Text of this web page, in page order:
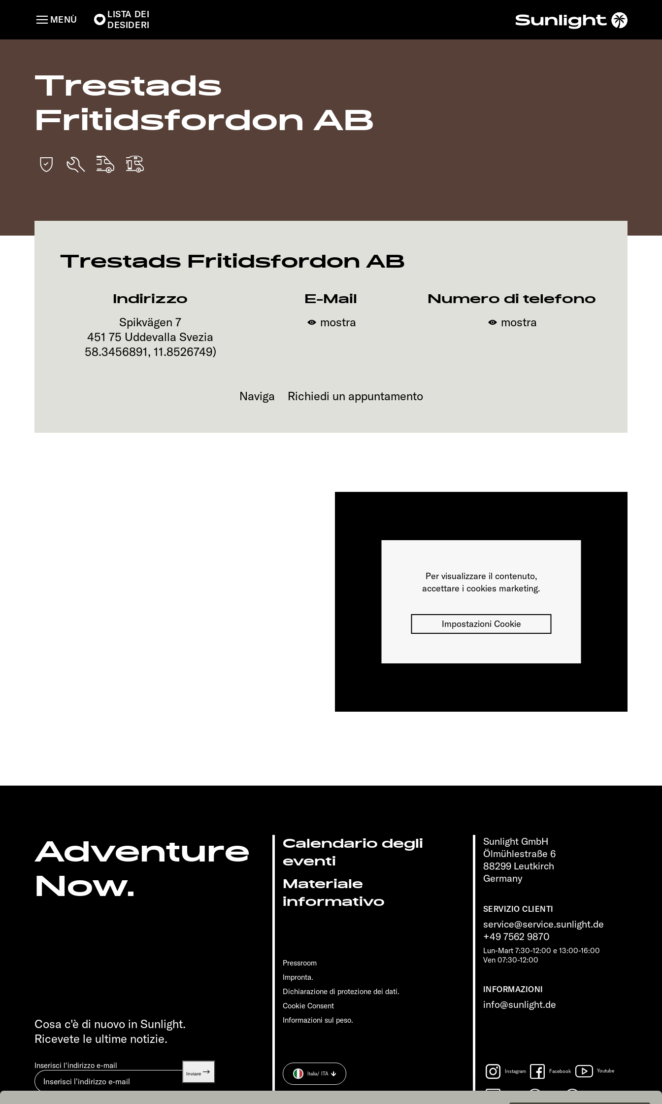
LISTA DEI
DESIDERI
MENÙ
Trestads
Fritidsfordon AB
Trestads Fritidsfordon AB
Indirizzo
Spikvägen 7
451 75 Uddevalla Svezia
58.3456891, 11.8526749)
E-Mail
mostra
Numero di telefono
mostra
Naviga Richiedi un appuntamento
Per visualizzare il contenuto,
accettare i cookies marketing.
Impostazioni Cookie
Adventure
Now.
Sunlight GmbH
Ölmühlestraße 6
88299 Leutkirch
Germany
SERVIZIO CLIENTI
service@service.sunlight.de
+49 7562 9870
Lun-Mart 7:30-12:00 e 13:00-16:00
Ven 07:30-12:00
INFORMAZIONI
info@sunlight.de
Calendario degli
eventi
Materiale
informativo
Pressroom
Impronta.
Dichiarazione di protezione dei dati.
Cookie Consent
Informazioni sul peso.
Cosa c'è di nuovo in Sunlight.
Ricevete le ultime notizie.
Inserisci l'indirizzo e-mail
Inviare Instagram Facebook Youtube
Italia/ ITA